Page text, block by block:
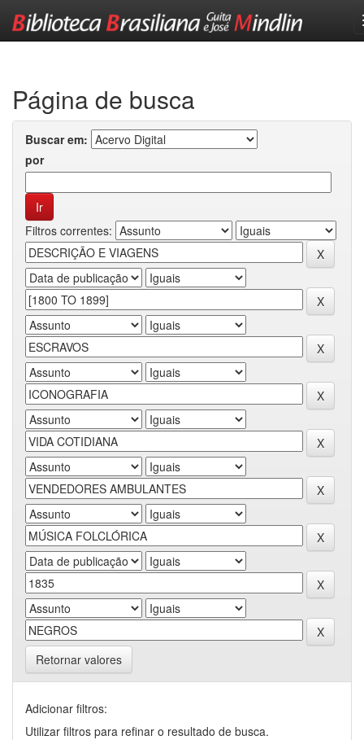
Página de busca
Buscar em:
por
Filtros correntes:
Retornar valores
Adicionar filtros:
Utilizar filtros para refinar o resultado de busca.